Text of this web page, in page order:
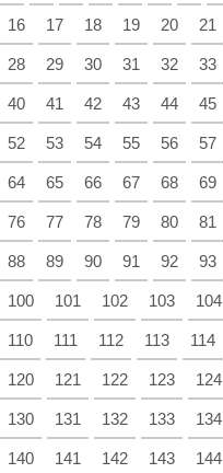
16 17 18 19 20 21
28 29 30 31 32 33
40 41 42 43 44 45
52 53 54 55 56 57
64 65 66 67 68 69
76 77 78 79 80 81
88 89 90 91 92 93
100 101 102 103 104
110 111 112 113 114
120 121 122 123 124
130 131 132 133 134
140 141 142 143 144